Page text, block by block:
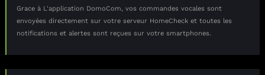
Grace à L'application DomoCom, vos commandes vocales sont
envoyées directement sur votre serveur HomeCheck et toutes les
notifications et alertes sont reçues sur votre smartphones.